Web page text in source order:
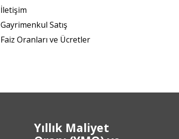
İletişim
Gayrimenkul Satış
Faiz Oranları ve Ücretler
Yıllık Maliyet